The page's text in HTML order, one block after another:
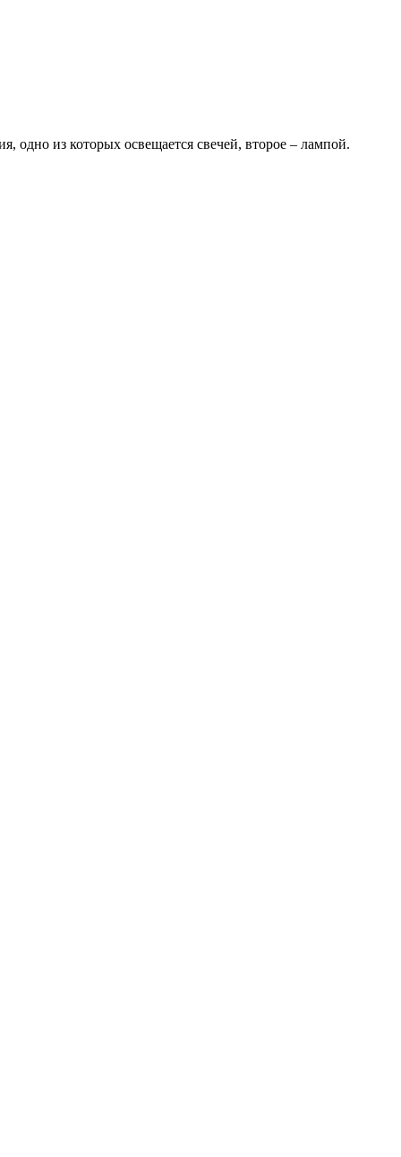
одно из которых освещается свечей, второе – лампой.